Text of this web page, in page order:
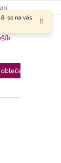
se na vás